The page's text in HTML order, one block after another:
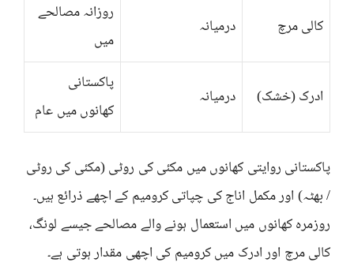
کالی مرچ درمیانہ
روزانہ مصالحے
میں
ادرک (خشک) درمیانہ
پاکستانی
کھانوں میں عام
پاکستانی روایتی کھانوں میں مکئی کی روٹی (مکئی کی روٹی
/ بھٹہ) اور مکمل اناج کی چپاتی کرومیم کے اچھے ذرائع ہیں۔
روزمرہ کھانوں میں استعمال ہونے والے مصالحے جیسے لونگ،
کالی مرچ اور ادرک میں کرومیم کی اچھی مقدار ہوتی ہے۔